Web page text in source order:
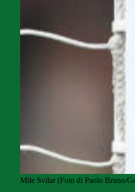
Mile Svilar (Foto di Paolo Bruno/